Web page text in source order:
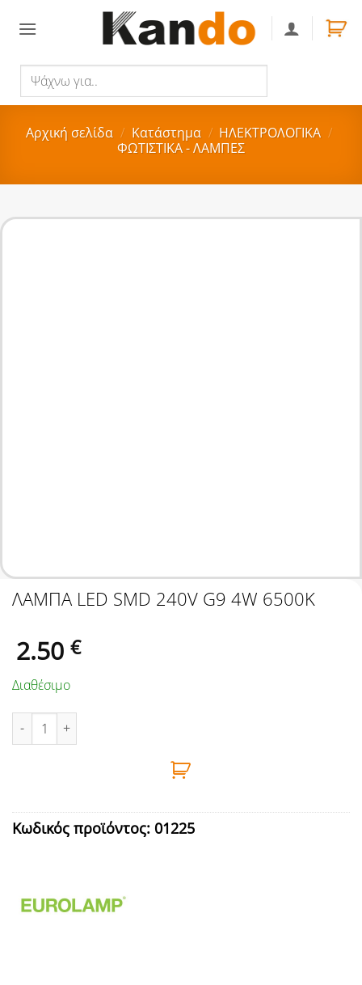
για..
Αρχική σελίδα / Κατάστημα / ΗΛΕΚΤΡΟΛΟΓΙΚΑ /
ΦΩΤΙΣΤΙΚΑ - ΛΑΜΠΕΣ
ΛΑΜΠA LED SMD 240V G9 4W 6500K
2.50 €
Διαθέσιμο
ΛΑΜΠA LED SMD 240V G9 4W 6500K ποσότητα
Κωδικός προϊόντος: 01225